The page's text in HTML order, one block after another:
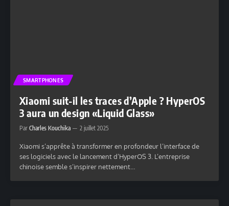
SMARTPHONES
Xiaomi suit-il les traces d’Apple ? HyperOS
3 aura un design «Liquid Glass»
Par Charles Kouchika 2 juillet 2025
Xiaomi s’apprête à transformer en profondeur l’interface de
ses logiciels avec le lancement d’HyperOS 3. L’entreprise
chinoise semble s’inspirer nettement…